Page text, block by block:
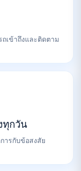
เข้าถึงและติดตาม
ทุกวัน
ารกับข้อสงสัย